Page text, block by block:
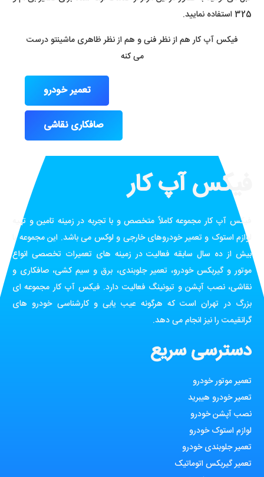
325 استفاده نمایید.
فیکس آپ کار هم از نظر فنی و هم از نظر ظاهری ماشینتو درست
می کنه
تعمیر خودرو
صافکاری نقاشی
فیکس آپ کار
فیکس آپ کار مجموعه کاملاً متخصص و با تجربه در زمینه تامین و تهیه
لوازم استوک و تعمیر خودروهای خارجی و لوکس می باشد. این مجموعه با
بیش از ده سال سابقه فعالیت در زمینه های تعمیرات تخصصی انواع
موتور و گیربکس خودرو، تعمیر جلوبندی، برق و سیم کشی، صافکاری و
نقاشی، نصب آپشن و تیونینگ فعالیت دارد. فیکس آپ کار مجموعه ای
بزرگ در تهران است که هرگونه عیب یابی و کارشناسی خودرو های
گرانقیمت را نیز انجام می دهد.
دسترسی سریع
تعمیر موتور خودرو
تعمیر خودرو هیبرید
نصب آپشن خودرو
لوازم استوک خودرو
تعمیر جلوبندی خودرو
تعمیر گیربکس اتوماتیک